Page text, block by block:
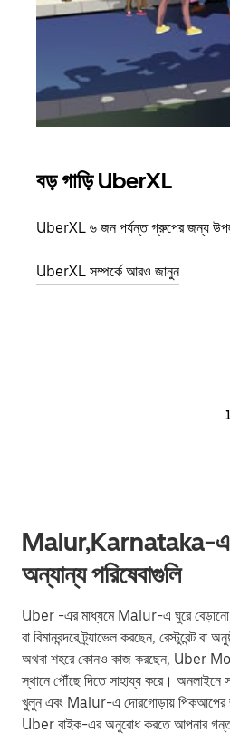
বড় গাড়ি UberXL
UberXL ৬ জন পর্যন্ত গ্রুপের জন্য
UberXL সম্পর্কে আরও জানুন
Malur,Karnataka-এ
অন্যান্য পরিষেবাগুলি
Uber -এর মাধ্যমে Malur-এ ঘুরে
বা বিমানবন্দরে ট্র্যাভেল করছেন, রেস্টুরেন্ট বা
অথবা শহরে কোনও কাজ করছেন, Uber
স্থানে পৌঁছে দিতে সাহায্য করে।
খুলুন এবং Malur-এ দোরগোড়ায়
Uber বাইক-এর অনুরোধ করতে আপনার